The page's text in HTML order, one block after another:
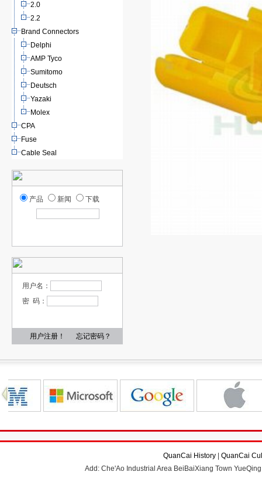
2.0
2.2
Brand Connectors
Delphi
AMP Tyco
Sumitomo
Deutsch
Yazaki
Molex
CPA
Fuse
Cable Seal
产品 新闻 下载
用户名：
密 码：
用户注册！ 忘记密码？
QuanCai History
QuanCai
Add: Che'Ao Industrial Area BeiBaiXiang Town